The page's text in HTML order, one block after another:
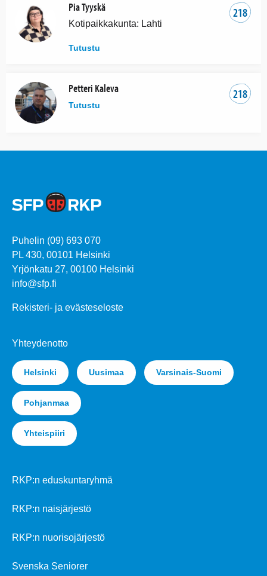
218
Pia Tyyskä
Kotipaikkakunta: Lahti
Tutustu
218
Petteri Kaleva
Tutustu
Puhelin (09) 693 070
PL 430, 00101 Helsinki
Yrjönkatu 27, 00100 Helsinki
info@sfp.fi
Rekisteri- ja evästeseloste
Yhteydenotto
Helsinki Uusimaa Varsinais-Suomi
Pohjanmaa
Yhteispiiri
RKP:n eduskuntaryhmä
RKP:n naisjärjestö
RKP:n nuorisojärjestö
Svenska Seniorer